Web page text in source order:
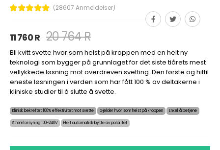
(28607 Anmeldelser)
11 760 R 20 764 R
Bli kvitt svette hvor som helst på kroppen med en helt ny
teknologi som bygger på grunnlaget for det siste tiårets mest
vellykkede løsning mot overdreven svetting. Den første og hittil
eneste løsningen i verden som har fått 100 % av deltakerne i
kliniske studier til å slutte å svette.
Klinisk bekreftet 100% effektivitet mot svette Gjelder hvor som helst på kroppen Enkel å betjene
Strømforsyning 100-240V Helt automatisk bytte av polaritet